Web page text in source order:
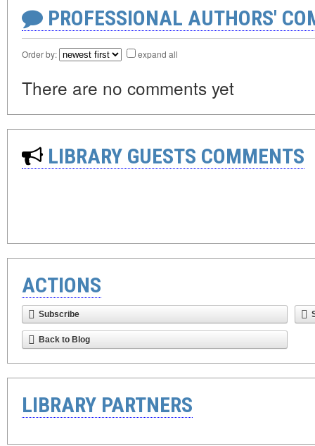
PROFESSIONAL AUTHORS'
Order by: expand all
There are no comments yet
LIBRARY GUESTS COMMENTS
ACTIONS
Subscribe
Back to Blog
LIBRARY PARTNERS